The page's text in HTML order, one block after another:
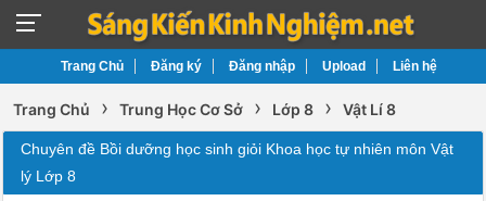
Trang Chủ Đăng ký Đăng nhập Upload Liên hệ
Trang Chủ › Trung Học Cơ Sở › Lớp 8 › Vật Lí 8
Chuyên đề Bồi dưỡng học sinh giỏi Khoa học tự nhiên môn Vật
lý Lớp 8